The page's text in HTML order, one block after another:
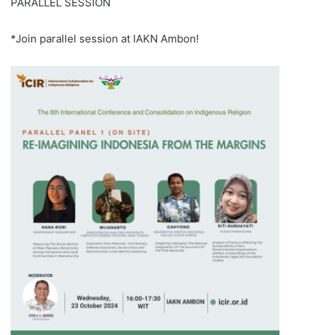
*Join parallel session at IAKN Ambon!